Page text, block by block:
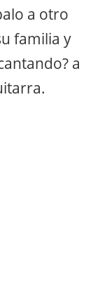
a otro
familia y
a